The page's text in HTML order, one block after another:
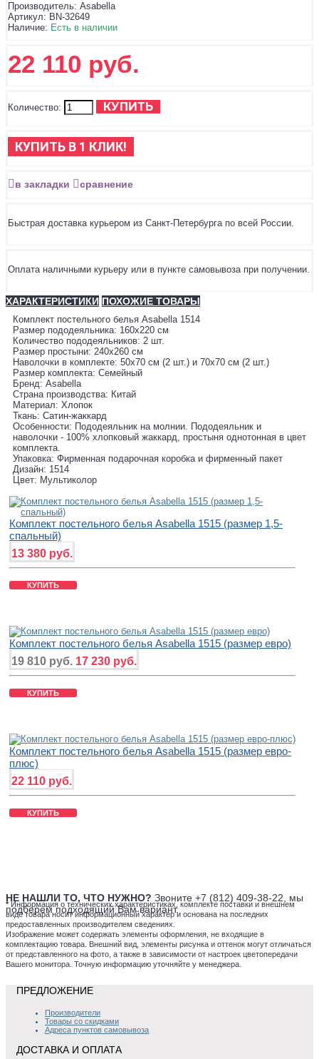
Производитель: Asabella
Артикул: BN-32649
Наличие: Есть в наличии
22 110 руб.
Количество: КУПИТЬ
КУПИТЬ В 1 КЛИК!
в закладки сравнение
Быстрая доставка курьером из Санкт-Петербурга по всей России.
Оплата наличными курьеру или в пункте самовывоза при получении.
ХАРАКТЕРИСТИКИ ПОХОЖИЕ ТОВАРЫ
Комплект постельного белья Asabella 1514
Размер пододеяльника: 160х220 см
Количество пододеяльников: 2 шт.
Размер простыни: 240х260 см
Наволочки в комплекте: 50х70 см (2 шт.) и 70х70 см (2 шт.)
Размер комплекта: Семейный
Бренд: Asabella
Страна производства: Китай
Материал: Хлопок
Ткань: Сатин-жаккард
Особенности: Пододеяльник на молнии. Пододеяльник и
наволочки - 100% хлопковый жаккард, простыня однотонная в цвет
комплекта.
Упаковка: Фирменная подарочная коробка и фирменный пакет
Дизайн: 1514
Цвет: Мультиколор
Комплект постельного белья Asabella 1515 (размер 1,5-
спальный)
13 380 руб.
КУПИТЬ
Комплект постельного белья Asabella 1515 (размер евро)
19 810 руб. 17 230 руб.
КУПИТЬ
Комплект постельного белья Asabella 1515 (размер евро-
плюс)
22 110 руб.
КУПИТЬ
НЕ НАШЛИ ТО, ЧТО НУЖНО? Звоните +7 (812) 409-38-22, мы
подберем подходящий Вам вариант.
* Информация о технических характеристиках, комплекте поставки и внешнем
виде товара носит информационный характер и основана на последних
предоставленных производителем сведениях.
Изображение может содержать элементы оформления, не входящие в
комплектацию товара. Внешний вид, элементы рисунка и оттенок могут отличаться
от представленного на фото, а также в зависимости от настроек цветопередачи
Вашего монитора. Точную информацию уточняйте у менеджера.
ПРЕДЛОЖЕНИЕ
Производители
Товары со скидками
Адреса пунктов самовывоза
ДОСТАВКА И ОПЛАТА